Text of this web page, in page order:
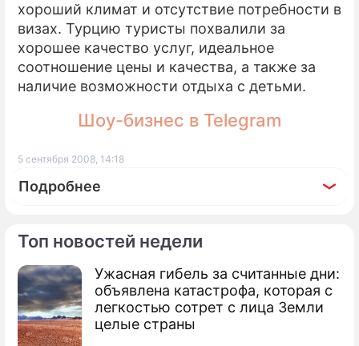
Топ новостей недели
Ужасная гибель за считанные дни:
объявлена катастрофа, которая с
легкостью сотрет с лица Земли
целые страны
хороший климат и отсутствие потребности в
визах. Турцию туристы похвалили за
хорошее качество услуг, идеальное
соотношение цены и качества, а также за
наличие возможности отдыха с детьми.
Шоу-бизнес в Telegram
5 сентября 2008, 14:18
Подробнее
По теме
На турецком курорте пропала
росссиянка